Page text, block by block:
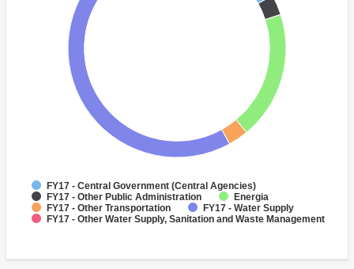
FY17 - Central Government (Central Agencies)
FY17 - Other Public Administration
Energia
FY17 - Other Transportation
FY17 - Water Supply
FY17 - Other Water Supply, Sanitation and Waste Management